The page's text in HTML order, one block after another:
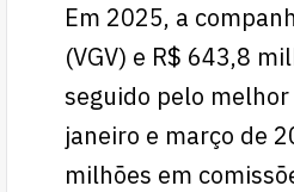
Em 2025, a
(VGV) e R$ 643,8
seguido pelo
janeiro e março de
milhões em